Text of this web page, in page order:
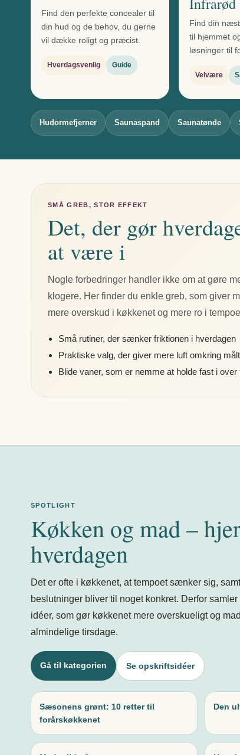
Find den perfekte concealer til
din hud og de behov, du gerne
vil dække roligt og præcist.
Hverdagsvenlig Guide
Find din
til hjemmet
løsninger til
Velvære
Hudormefjerner Saunaspand Saunatønde
SMÅ GREB, STOR EFFEKT
Det, der gør
at være i
Nogle forbedringer handler ikke om at gøre
klogere. Her finder du enkle greb, som giver
mere overskud i køkkenet og mere ro i
Små rutiner, der sænker friktionen i hverdagen
Praktiske valg, der giver mere luft omkring
Blide vaner, som er nemme at holde fast i over
SPOTLIGHT
Køkken og mad –
hverdagen
Det er ofte i køkkenet, at tempoet sænker sig,
beslutninger bliver til noget konkret. Derfor
idéer, som gør køkkenet mere overskueligt og
almindelige tirsdage.
Gå til kategorien Se opskriftsidéer
Sæsonens grønt: 10 retter til
forårskøkkenet
Den